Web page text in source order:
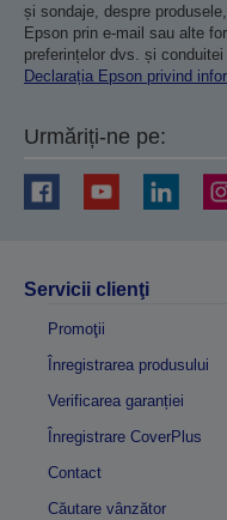
și sondaje, despre
Epson prin e-mail sau alte
preferințelor dvs. și
Declarația Epson privind
Urmăriți-ne pe:
Servicii clienţi
Promoţii
Înregistrarea produsului
Verificarea garanției
Înregistrare CoverPlus
Contact
Căutare vânzător